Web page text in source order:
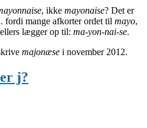
, ikke mayonaise? Det er
fordi mange afkorter ordet til mayo,
lægger op til: ma-yon-nai-se.
majonæse i november 2012.
j?